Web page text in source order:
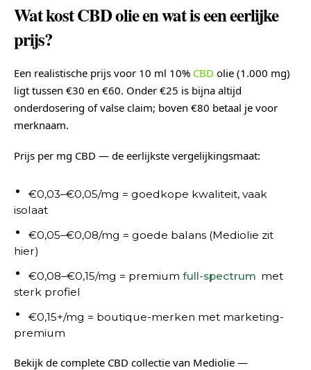
Wat kost CBD olie en wat is een eerlijke
prijs?
Een realistische prijs voor 10 ml 10% CBD olie (1.000 mg)
ligt tussen €30 en €60. Onder €25 is bijna altijd
onderdosering of valse claim; boven €80 betaal je voor
merknaam.
Prijs per mg CBD — de eerlijkste vergelijkingsmaat:
€0,03–€0,05/mg = goedkope kwaliteit, vaak
isolaat
€0,05–€0,08/mg = goede balans (Mediolie zit
hier)
€0,08–€0,15/mg = premium full-spectrum met
sterk profiel
€0,15+/mg = boutique-merken met marketing-
premium
Bekijk de complete CBD collectie van Mediolie —